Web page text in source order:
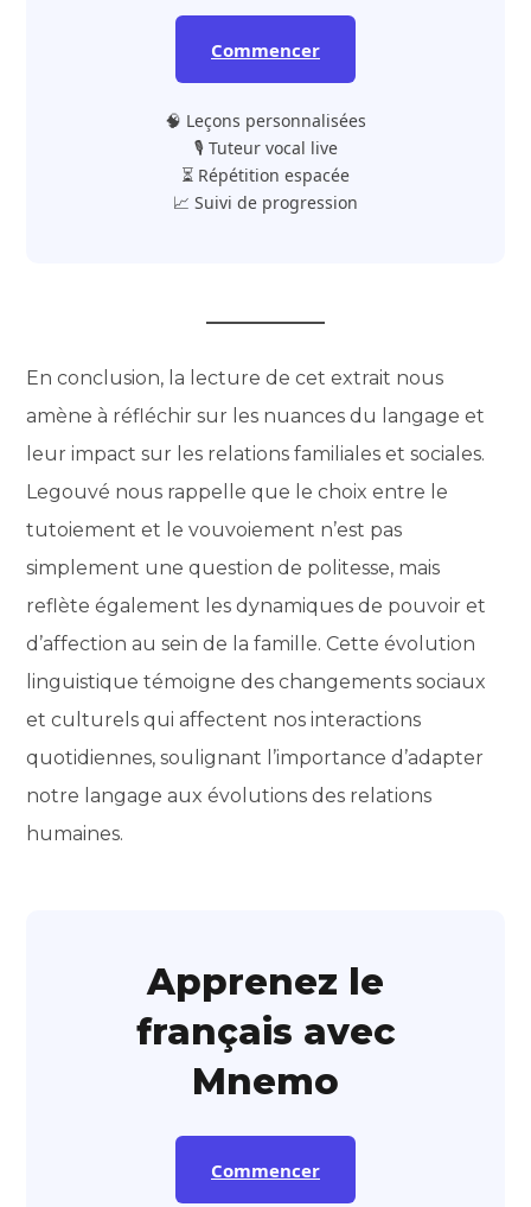
Commencer
🧠 Leçons personnalisées
🎙️ Tuteur vocal live
⏳ Répétition espacée
📈 Suivi de progression
En conclusion, la lecture de cet extrait nous
amène à réfléchir sur les nuances du langage et
leur impact sur les relations familiales et sociales.
Legouvé nous rappelle que le choix entre le
tutoiement et le vouvoiement n’est pas
simplement une question de politesse, mais
reflète également les dynamiques de pouvoir et
d’affection au sein de la famille. Cette évolution
linguistique témoigne des changements sociaux
et culturels qui affectent nos interactions
quotidiennes, soulignant l’importance d’adapter
notre langage aux évolutions des relations
humaines.
Apprenez le
français avec
Mnemo
Commencer